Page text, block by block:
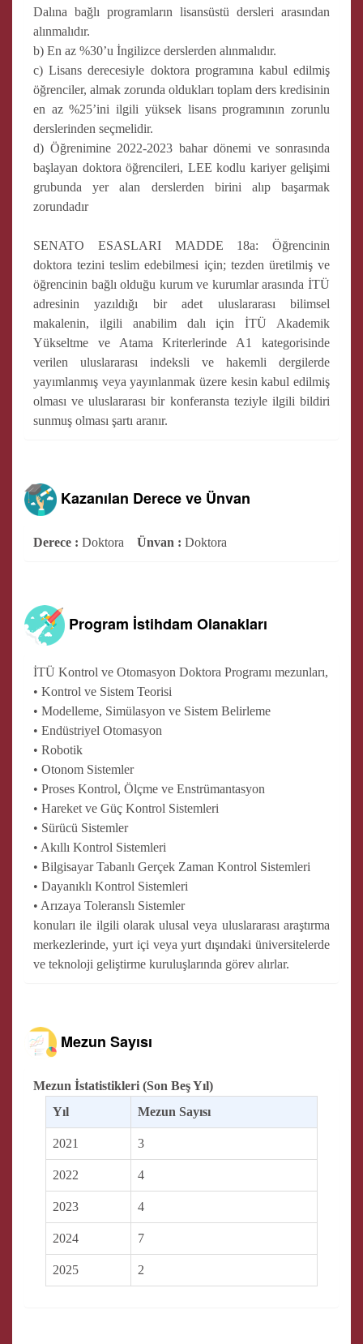
Dalına bağlı programların lisansüstü dersleri arasından
alınmalıdır.
b) En az %30’u İngilizce derslerden alınmalıdır.
c) Lisans derecesiyle doktora programına kabul edilmiş
öğrenciler, almak zorunda oldukları toplam ders kredisinin
en az %25’ini ilgili yüksek lisans programının zorunlu
derslerinden seçmelidir.
d) Öğrenimine 2022-2023 bahar dönemi ve sonrasında
başlayan doktora öğrencileri, LEE kodlu kariyer gelişimi
grubunda yer alan derslerden birini alıp başarmak
zorundadır
SENATO ESASLARI MADDE 18a: Öğrencinin
doktora tezini teslim edebilmesi için; tezden üretilmiş ve
öğrencinin bağlı olduğu kurum ve kurumlar arasında İTÜ
adresinin yazıldığı bir adet uluslararası bilimsel
makalenin, ilgili anabilim dalı için İTÜ Akademik
Yükseltme ve Atama Kriterlerinde A1 kategorisinde
verilen uluslararası indeksli ve hakemli dergilerde
yayımlanmış veya yayınlanmak üzere kesin kabul edilmiş
olması ve uluslararası bir konferansta teziyle ilgili bildiri
sunmuş olması şartı aranır.
Kazanılan Derece ve Ünvan
Derece : Doktora Ünvan : Doktora
Program İstihdam Olanakları
İTÜ Kontrol ve Otomasyon Doktora Programı mezunları,
• Kontrol ve Sistem Teorisi
• Modelleme, Simülasyon ve Sistem Belirleme
• Endüstriyel Otomasyon
• Robotik
• Otonom Sistemler
• Proses Kontrol, Ölçme ve Enstrümantasyon
• Hareket ve Güç Kontrol Sistemleri
• Sürücü Sistemler
• Akıllı Kontrol Sistemleri
• Bilgisayar Tabanlı Gerçek Zaman Kontrol Sistemleri
• Dayanıklı Kontrol Sistemleri
• Arızaya Toleranslı Sistemler
konuları ile ilgili olarak ulusal veya uluslararası araştırma
merkezlerinde, yurt içi veya yurt dışındaki üniversitelerde
ve teknoloji geliştirme kuruluşlarında görev alırlar.
Mezun Sayısı
Mezun İstatistikleri (Son Beş Yıl)
Yıl
Mezun Sayısı
2021 3
2022 4
2023 4
2024 7
2025 2